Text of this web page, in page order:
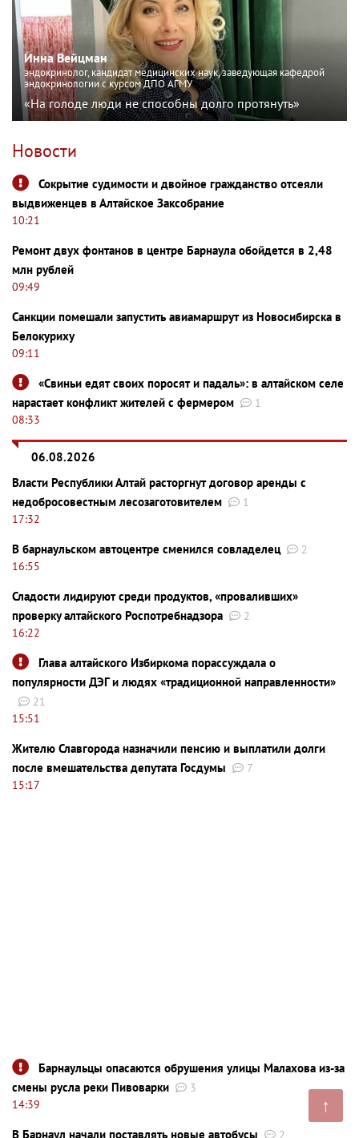
↑
Инна Вейцман
эндокринолог, кандидат медицинских наук, заведующая кафедрой
эндокринологии с курсом ДПО АГМУ
«На голоде люди не способны долго протянуть»
Новости
Сокрытие судимости и двойное гражданство отсеяли
выдвиженцев в Алтайское Заксобрание
10:21
Ремонт двух фонтанов в центре Барнаула обойдется в 2,48
млн рублей
09:49
Санкции помешали запустить авиамаршрут из Новосибирска в
Белокуриху
09:11
«Свиньи едят своих поросят и падаль»: в алтайском селе
нарастает конфликт жителей с фермером
1
08:33
06.08.2026
Власти Республики Алтай расторгнут договор аренды с
недобросовестным лесозаготовителем
1
17:32
В барнаульском автоцентре сменился совладелец
2
16:55
Сладости лидируют среди продуктов, «проваливших»
проверку алтайского Роспотребнадзора
2
16:22
Глава алтайского Избиркома порассуждала о
популярности ДЭГ и людях «традиционной направленности»
21
15:51
Жителю Славгорода назначили пенсию и выплатили долги
после вмешательства депутата Госдумы
7
15:17
Барнаульцы опасаются обрушения улицы Малахова из-за
смены русла реки Пивоварки
3
14:39
В Барнаул начали поставлять новые автобусы 2